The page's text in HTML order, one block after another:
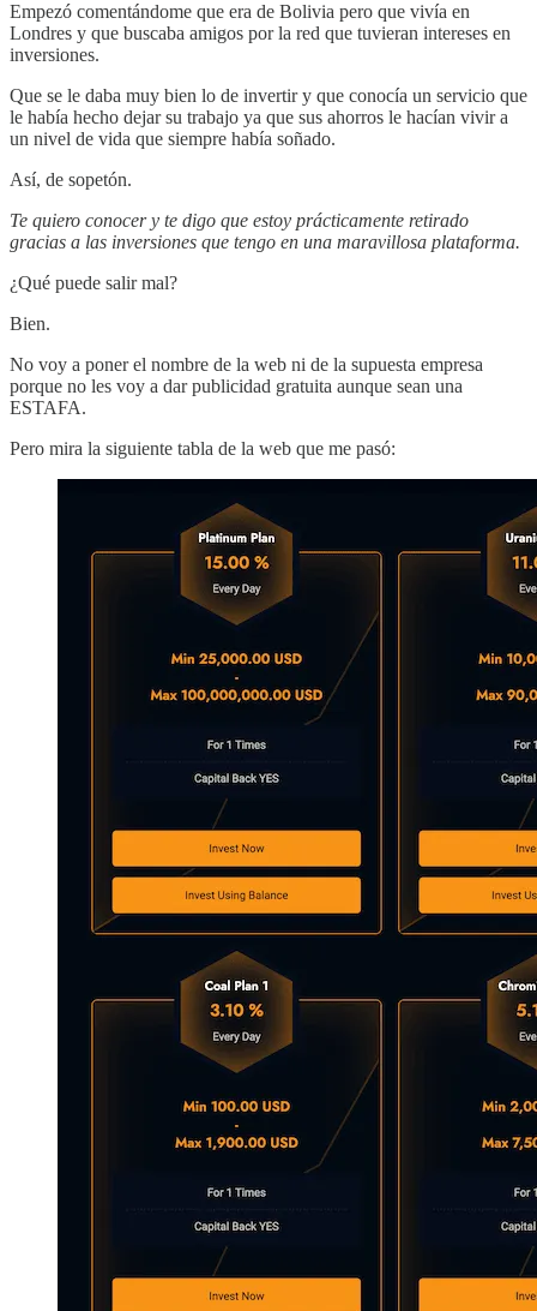
Empezó comentándome que era de Bolivia pero que vivía en
Londres y que buscaba amigos por la red que tuvieran intereses en
inversiones.
Que se le daba muy bien lo de invertir y que conocía un servicio que
le había hecho dejar su trabajo ya que sus ahorros le hacían vivir a
un nivel de vida que siempre había soñado.
Así, de sopetón.
Te quiero conocer y te digo que estoy prácticamente retirado
gracias a las inversiones que tengo en una maravillosa plataforma.
¿Qué puede salir mal?
Bien.
No voy a poner el nombre de la web ni de la supuesta empresa
porque no les voy a dar publicidad gratuita aunque sean una
ESTAFA.
Pero mira la siguiente tabla de la web que me pasó: